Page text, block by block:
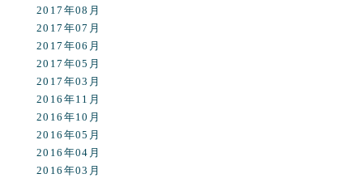
2017年08月
2017年07月
2017年06月
2017年05月
2017年03月
2016年11月
2016年10月
2016年05月
2016年04月
2016年03月